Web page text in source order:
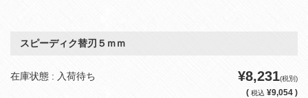
スピーディク替刃５ｍｍ
在庫状態 : 入荷待ち ¥8,231(税別)
( 税込 ¥9,054 )